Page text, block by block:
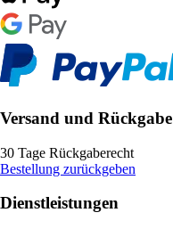
Versand und Rückgabe
30 Tage Rückgaberecht
Bestellung zurückgeben
Dienstleistungen